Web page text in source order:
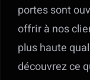
portes sont
offrir à nos
plus haute
découvrez ce